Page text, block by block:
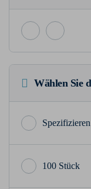
Wählen Sie
100 Stück